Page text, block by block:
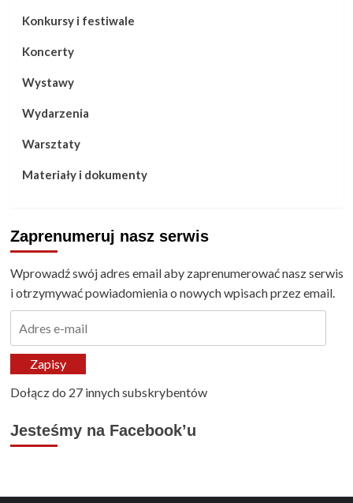
Konkursy i festiwale
Koncerty
Wystawy
Wydarzenia
Warsztaty
Materiały i dokumenty
Zaprenumeruj nasz serwis
Wprowadź swój adres email aby zaprenumerować nasz serwis
i otrzymywać powiadomienia o nowych wpisach przez email.
mailZapisy
Dołącz do 27 innych subskrybentów
Jesteśmy na Facebook’u